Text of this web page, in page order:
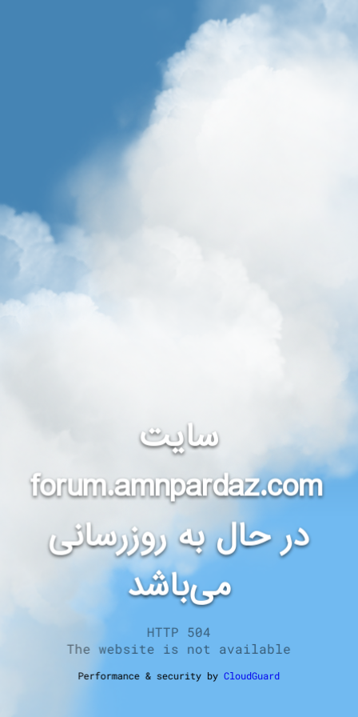
سایت
forum.amnpardaz.com
در حال به روزرسانی
می‌باشد
HTTP 504
The website is not available
Performance & security byCloudGuard